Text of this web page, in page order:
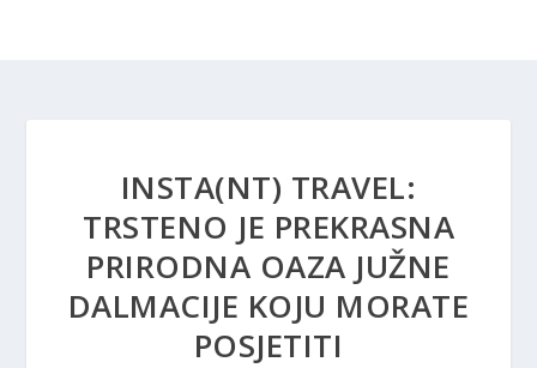
INSTA(NT) TRAVEL:
TRSTENO JE PREKRASNA
PRIRODNA OAZA JUŽNE
DALMACIJE KOJU MORATE
POSJETITI